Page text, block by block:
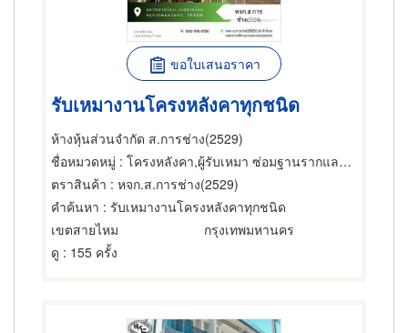
ขอใบเสนอราคา
รับเหมางานโครงหลังคาทุกชนิด
ห้างหุ้นส่วนจำกัด ส.การช่าง(2529)
ชื่อหมวดหมู่ : โครงหลังคา,ผู้รับเหมา ซ่อมฐานรากและโครงสร้างก่อสร้าง,ผู้ผลิตและออกแบบโครงสร้างเหล็ก
ตราสินค้า : หจก.ส.การช่าง(2529)
คำค้นหา : รับเหมางานโครงหลังคาทุกชนิด
เขตสายไหม
กรุงเทพมหานคร
ดู : 155 ครั้ง